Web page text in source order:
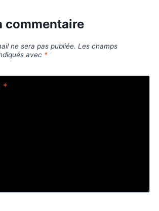
commentaire
ne sera pas publiée. Les champs
avec *
*